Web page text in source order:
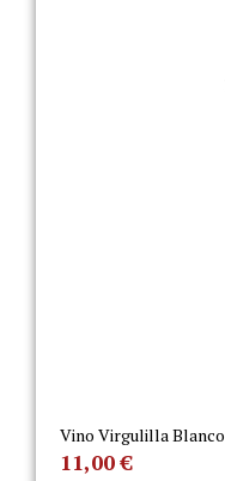
Vino Virgulilla Blanco
11,00€